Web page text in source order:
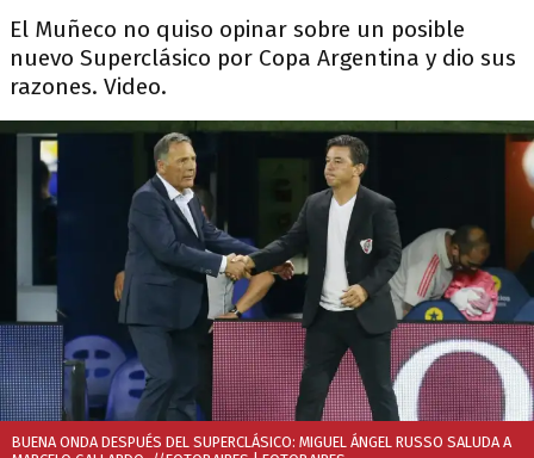
El Muñeco no quiso opinar sobre un posible
nuevo Superclásico por Copa Argentina y dio sus
razones. Video.
BUENA ONDA DESPUÉS DEL SUPERCLÁSICO: MIGUEL ÁNGEL RUSSO SALUDA A